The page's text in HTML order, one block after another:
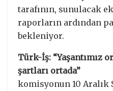
tarafının, sunulacak
raporların ardından
bekleniyor.
Türk-İş: “Yaşantımız
şartları ortada”
komisyonun 10 Aralık